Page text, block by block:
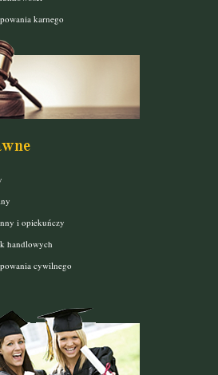
karnego
i opiekuńczy
handlowych
cywilnego